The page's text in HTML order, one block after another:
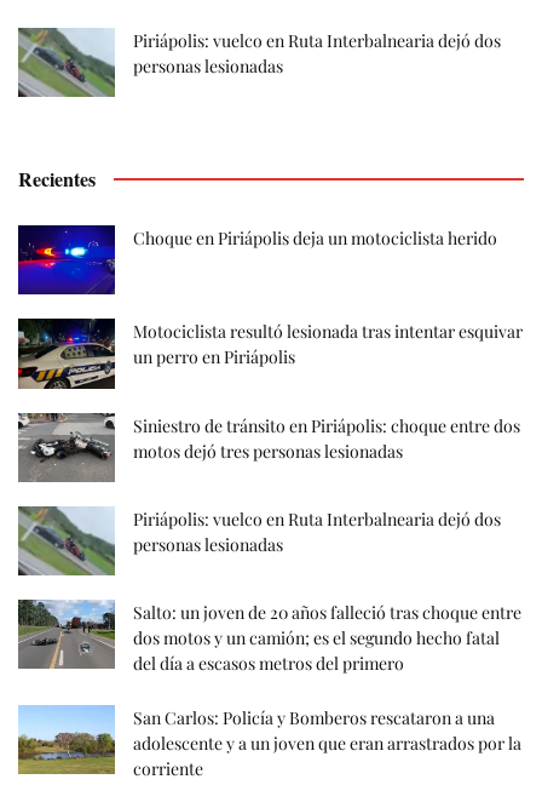
Piriápolis: vuelco en Ruta Interbalnearia dejó dos
personas lesionadas
Recientes
Choque en Piriápolis deja un motociclista herido
Motociclista resultó lesionada tras intentar esquivar
un perro en Piriápolis
Siniestro de tránsito en Piriápolis: choque entre dos
motos dejó tres personas lesionadas
Piriápolis: vuelco en Ruta Interbalnearia dejó dos
personas lesionadas
Salto: un joven de 20 años falleció tras choque entre
dos motos y un camión; es el segundo hecho fatal
del día a escasos metros del primero
San Carlos: Policía y Bomberos rescataron a una
adolescente y a un joven que eran arrastrados por la
corriente